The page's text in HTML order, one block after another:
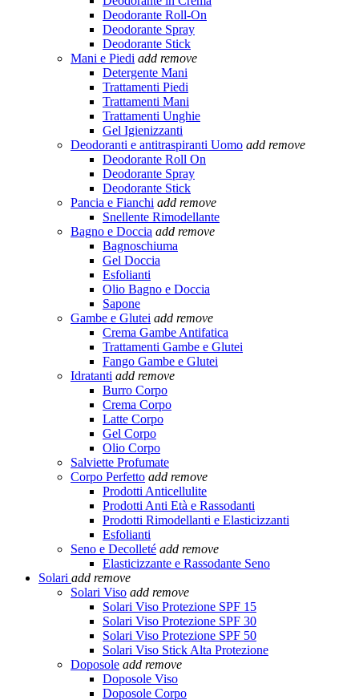
Deodorante Roll-On
Deodorante Spray
Deodorante Stick
Mani e Piedi add remove
Detergente Mani
Trattamenti Piedi
Trattamenti Mani
Trattamenti Unghie
Gel Igienizzanti
Deodoranti e antitraspiranti Uomo add remove
Deodorante Roll On
Deodorante Spray
Deodorante Stick
Pancia e Fianchi add remove
Snellente Rimodellante
Bagno e Doccia add remove
Bagnoschiuma
Gel Doccia
Esfolianti
Olio Bagno e Doccia
Sapone
Gambe e Glutei add remove
Crema Gambe Antifatica
Trattamenti Gambe e Glutei
Fango Gambe e Glutei
Idratanti add remove
Burro Corpo
Crema Corpo
Latte Corpo
Gel Corpo
Olio Corpo
Salviette Profumate
Corpo Perfetto add remove
Prodotti Anticellulite
Prodotti Anti Età e Rassodanti
Prodotti Rimodellanti e Elasticizzanti
Esfolianti
Seno e Decolleté add remove
Elasticizzante e Rassodante Seno
Solari add remove
Solari Viso add remove
Solari Viso Protezione SPF 15
Solari Viso Protezione SPF 30
Solari Viso Protezione SPF 50
Solari Viso Stick Alta Protezione
Doposole add remove
Doposole Viso
Doposole Corpo